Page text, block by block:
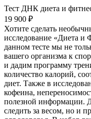
Тест ДНК диета и
19 900 ₽
Хотите сделать
исследование «Диета
данном тесте мы не
вашего организма к
и дадим программу
количество калорий,
диет. Также в
кофеина,
полезной информации.
следить за весом, но и